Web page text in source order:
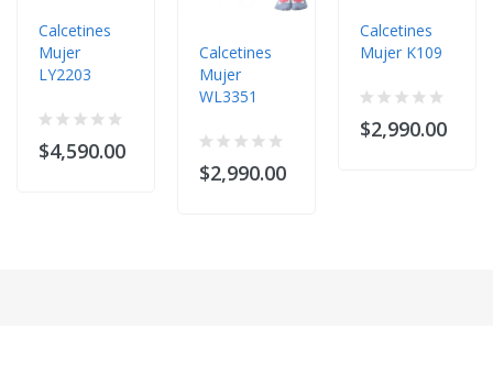
Calcetines
Mujer
LY2203
$4,590.00
Calcetines
Mujer
WL3351
$2,990.00
Calcetines
Mujer K109
$2,990.00